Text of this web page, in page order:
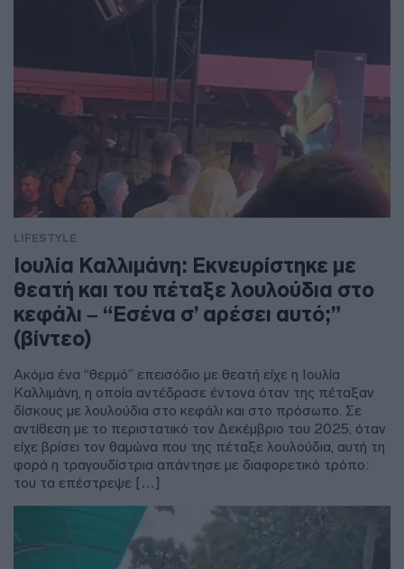
LIFESTYLE
Ιουλία Καλλιμάνη: Εκνευρίστηκε με
θεατή και του πέταξε λουλούδια στο
κεφάλι – “Εσένα σ’ αρέσει αυτό;”
(βίντεο)
Ακόμα ένα “θερμό” επεισόδιο με θεατή είχε η Ιουλία
Καλλιμάνη, η οποία αντέδρασε έντονα όταν της πέταξαν
δίσκους με λουλούδια στο κεφάλι και στο πρόσωπο. Σε
αντίθεση με το περιστατικό τον Δεκέμβριο του 2025, όταν
είχε βρίσει τον θαμώνα που της πέταξε λουλούδια, αυτή τη
φορά η τραγουδίστρια απάντησε με διαφορετικό τρόπο:
του τα επέστρεψε […]